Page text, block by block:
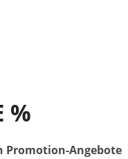
%
Promotion-Angebote